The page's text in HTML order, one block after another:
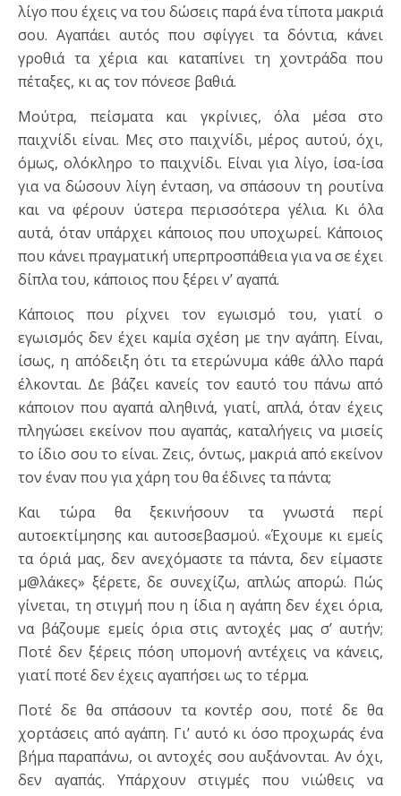
λίγο που έχεις να του δώσεις παρά ένα τίποτα μακριά
σου. Αγαπάει αυτός που σφίγγει τα δόντια, κάνει
γροθιά τα χέρια και καταπίνει τη χοντράδα που
πέταξες, κι ας τον πόνεσε βαθιά.
Μούτρα, πείσματα και γκρίνιες, όλα μέσα στο
παιχνίδι είναι. Μες στο παιχνίδι, μέρος αυτού, όχι,
όμως, ολόκληρο το παιχνίδι. Είναι για λίγο, ίσα-ίσα
για να δώσουν λίγη ένταση, να σπάσουν τη ρουτίνα
και να φέρουν ύστερα περισσότερα γέλια. Κι όλα
αυτά, όταν υπάρχει κάποιος που υποχωρεί. Κάποιος
που κάνει πραγματική υπερπροσπάθεια για να σε έχει
δίπλα του, κάποιος που ξέρει ν’ αγαπά.
Κάποιος που ρίχνει τον εγωισμό του, γιατί ο
εγωισμός δεν έχει καμία σχέση με την αγάπη. Είναι,
ίσως, η απόδειξη ότι τα ετερώνυμα κάθε άλλο παρά
έλκονται. Δε βάζει κανείς τον εαυτό του πάνω από
κάποιον που αγαπά αληθινά, γιατί, απλά, όταν έχεις
πληγώσει εκείνον που αγαπάς, καταλήγεις να μισείς
το ίδιο σου το είναι. Ζεις, όντως, μακριά από εκείνον
τον έναν που για χάρη του θα έδινες τα πάντα;
Και τώρα θα ξεκινήσουν τα γνωστά περί
αυτοεκτίμησης και αυτοσεβασμού. «Έχουμε κι εμείς
τα όριά μας, δεν ανεχόμαστε τα πάντα, δεν είμαστε
μ@λάκες» ξέρετε, δε συνεχίζω, απλώς απορώ. Πώς
γίνεται, τη στιγμή που η ίδια η αγάπη δεν έχει όρια,
να βάζουμε εμείς όρια στις αντοχές μας σ’ αυτήν;
Ποτέ δεν ξέρεις πόση υπομονή αντέχεις να κάνεις,
γιατί ποτέ δεν έχεις αγαπήσει ως το τέρμα.
Ποτέ δε θα σπάσουν τα κοντέρ σου, ποτέ δε θα
χορτάσεις από αγάπη. Γι’ αυτό κι όσο προχωράς ένα
βήμα παραπάνω, οι αντοχές σου αυξάνονται. Αν όχι,
δεν αγαπάς. Υπάρχουν στιγμές που νιώθεις να